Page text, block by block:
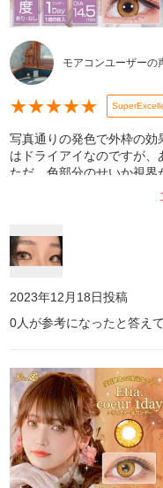
モアコンユーザーの
★★★★★
写真通りの発色で外枠の
はドライアイなのですが、
ただ、色部分のせいか視界
2023年12月18日投稿
0人が参考になったと答え